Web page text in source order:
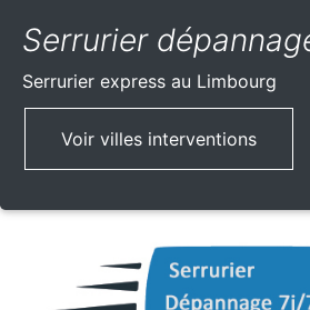
Serrurier
Serrurier express au Limbourg
Voir villes interventions